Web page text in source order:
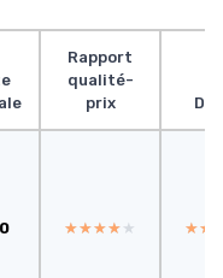
Rapport
qualité-
prix
★★★★★
★★★★★